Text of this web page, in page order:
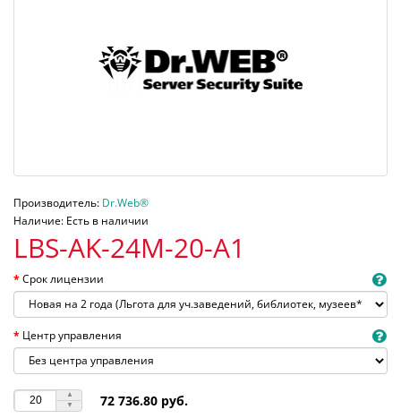
Производитель: Dr.Web®
Наличие: Есть в наличии
LBS-AK-24M-20-A1
Срок лицензии
Центр управления
72 736.80 руб.